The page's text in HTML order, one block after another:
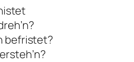
befristet?